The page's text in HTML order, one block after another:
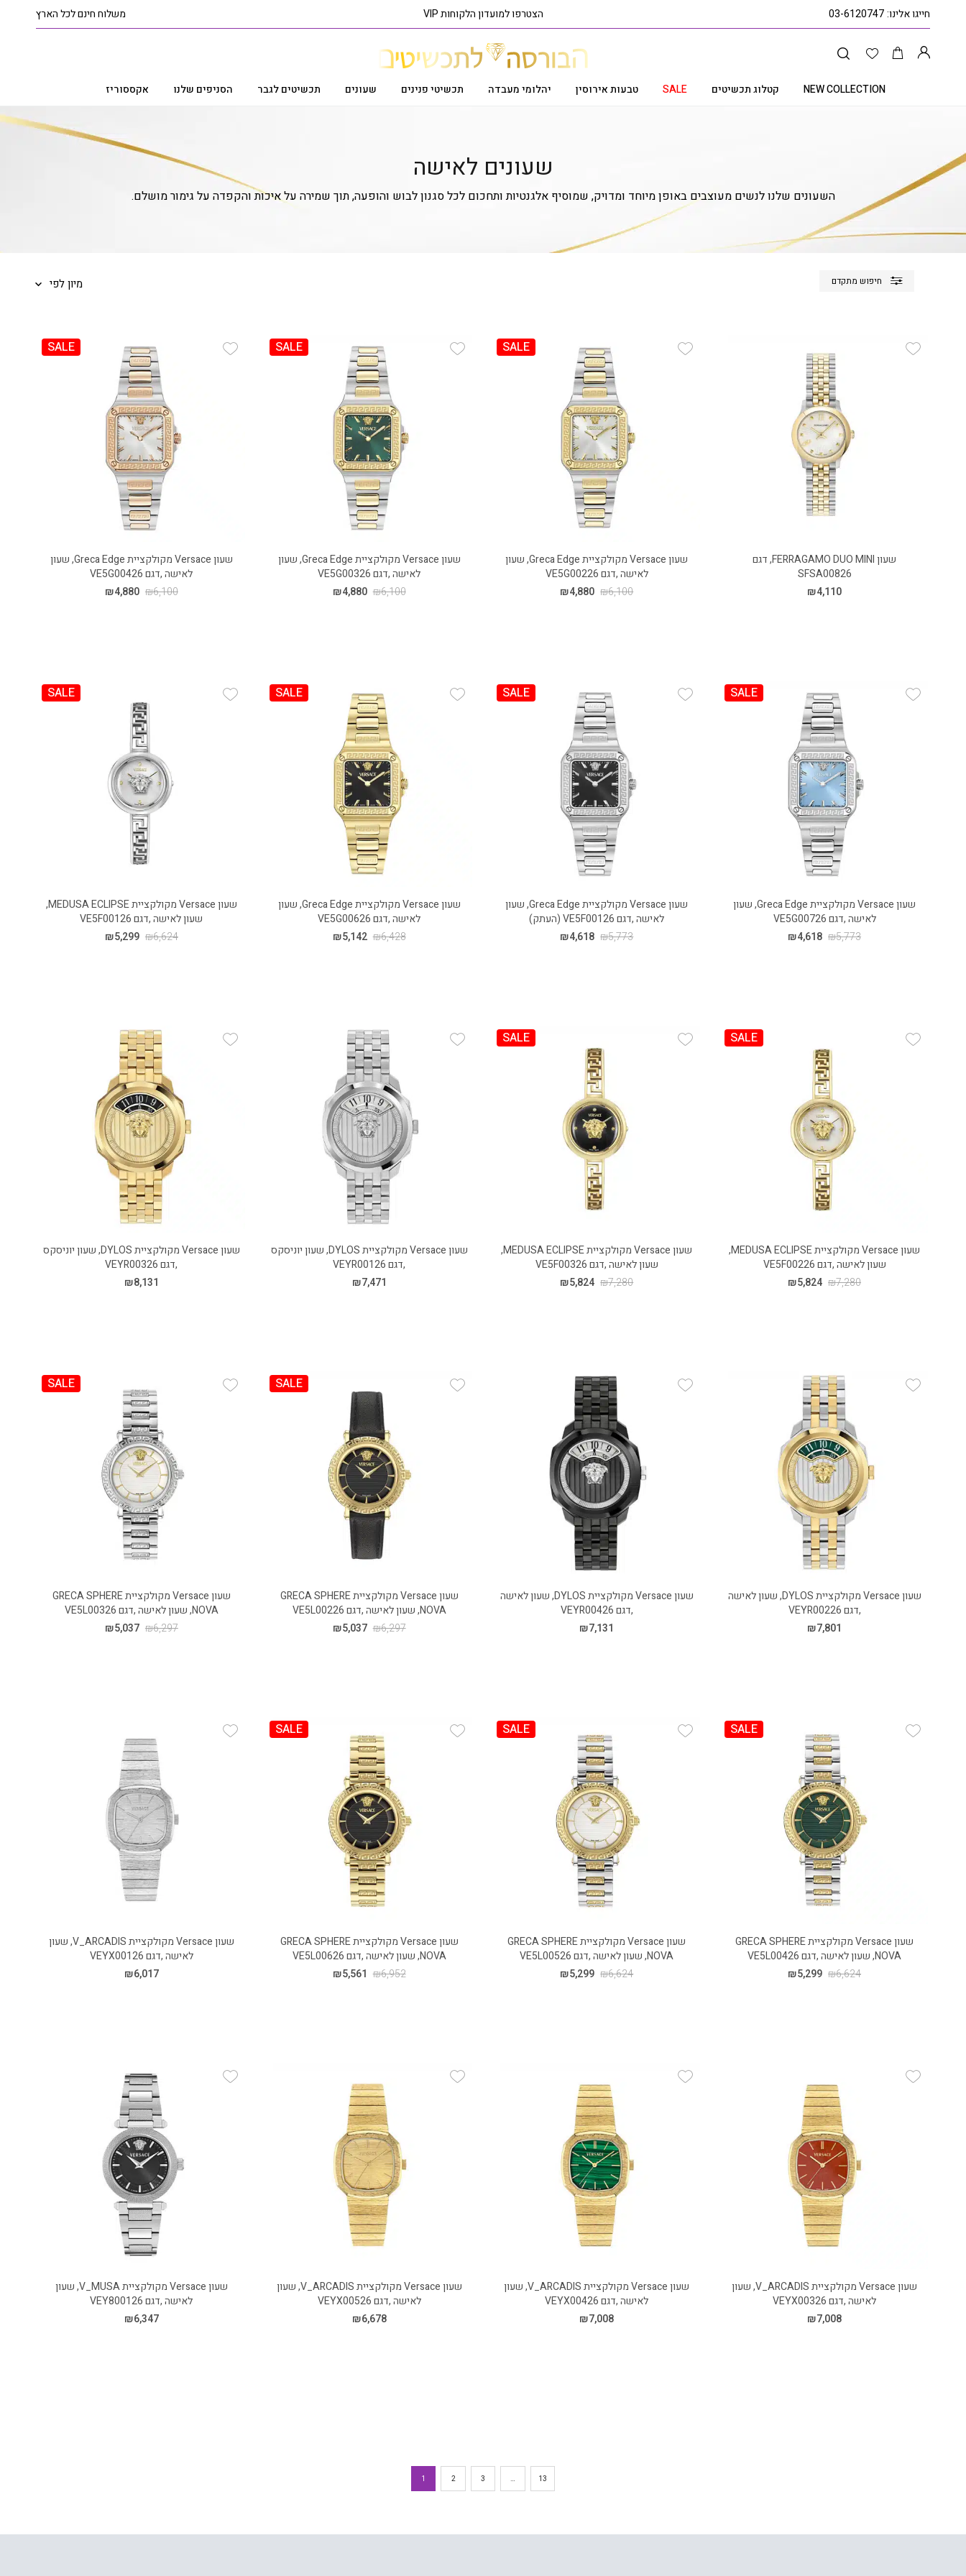
חייגו אלינו:03-6120747 הצטרפו למועדון הלקוחות VIP משלוח חינם לכל הארץ
NEW COLLECTION קטלוג תכשיטים SALE טבעות אירוסין יהלומי מעבדה תכשיטי פנינים שעונים תכשיטים לגבר הסניפים שלנו אקססוריז
שעונים לאישה
השעונים שלנו לנשים מעוצבים באופן מיוחד ומדויק, שמוסיף אלגנטיות ותחכום לכל סגנון לבוש והופעה, תוך שמירה על איכות והקפדה על גימור מושלם.
מיון לפי חיפוש מתקדם
שעון FERRAGAMO DUO MINI, דגם
SFSA00826
₪4,110
SALE
שעון Versace מקולקציית Greca Edge, שעון
לאישה ,דגם VE5G00226
₪6,100
₪4,880
SALE
שעון Versace מקולקציית Greca Edge, שעון
לאישה ,דגם VE5G00326
₪6,100
₪4,880
SALE
שעון Versace מקולקציית Greca Edge, שעון
לאישה ,דגם VE5G00426
₪6,100
₪4,880
SALE
שעון Versace מקולקציית Greca Edge, שעון
לאישה ,דגם VE5G00726
₪5,773
₪4,618
SALE
שעון Versace מקולקציית Greca Edge, שעון
לאישה ,דגם VE5F00126 (העתק)
₪5,773
₪4,618
SALE
שעון Versace מקולקציית Greca Edge, שעון
לאישה ,דגם VE5G00626
₪6,428
₪5,142
SALE
שעון Versace מקולקציית MEDUSA ECLIPSE,
שעון לאישה ,דגם VE5F00126
₪6,624
₪5,299
SALE
שעון Versace מקולקציית MEDUSA ECLIPSE,
שעון לאישה ,דגם VE5F00226
₪7,280
₪5,824
SALE
שעון Versace מקולקציית MEDUSA ECLIPSE,
שעון לאישה ,דגם VE5F00326
₪7,280
₪5,824
שעון Versace מקולקציית DYLOS, שעון יוניסקס
,דגם VEYR00126
₪7,471
שעון Versace מקולקציית DYLOS, שעון יוניסקס
,דגם VEYR00326
₪8,131
שעון Versace מקולקציית DYLOS, שעון לאישה
,דגם VEYR00226
₪7,801
שעון Versace מקולקציית DYLOS, שעון לאישה
,דגם VEYR00426
₪7,131
SALE
שעון Versace מקולקציית GRECA SPHERE
NOVA, שעון לאישה ,דגם VE5L00226
₪6,297
₪5,037
SALE
שעון Versace מקולקציית GRECA SPHERE
NOVA, שעון לאישה ,דגם VE5L00326
₪6,297
₪5,037
SALE
שעון Versace מקולקציית GRECA SPHERE
NOVA, שעון לאישה ,דגם VE5L00426
₪6,624
₪5,299
SALE
שעון Versace מקולקציית GRECA SPHERE
NOVA, שעון לאישה ,דגם VE5L00526
₪6,624
₪5,299
SALE
שעון Versace מקולקציית GRECA SPHERE
NOVA, שעון לאישה ,דגם VE5L00626
₪6,952
₪5,561
שעון Versace מקולקציית V_ARCADIS, שעון
לאישה ,דגם VEYX00126
₪6,017
שעון Versace מקולקציית V_ARCADIS, שעון
לאישה ,דגם VEYX00326
₪7,008
שעון Versace מקולקציית V_ARCADIS, שעון
לאישה ,דגם VEYX00426
₪7,008
שעון Versace מקולקציית V_ARCADIS, שעון
לאישה ,דגם VEYX00526
₪6,678
שעון Versace מקולקציית V_MUSA, שעון
לאישה ,דגם VEY800126
₪6,347
1 2 3 … 13